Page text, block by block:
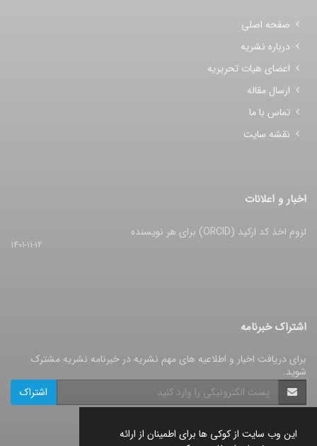
این وب سایت از کوکی ها برای اطمینان از ارائه
صفحه اصلی
درباره نشریه
اعضای هیات تحریریه
ارسال مقاله
تماس با ما
نقشه سایت
اخبار و اعلانات
لزوم اخذ کد ارکید (ORCID) برای هر نویسنده
1401-11-12
اشتراک خبرنامه
برای دریافت اخبار و اطلاعیه های مهم نشریه در خبرنامه نشریه مشترک
شوید.
اشتراک